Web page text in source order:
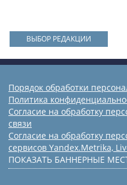
ВЫБОР РЕДАКЦИИ
Порядок обработки
Политика
Согласие на обработку
связи
Согласие на обработку
сервисов Yandex.Metrika,
ПОКАЗАТЬ БАННЕРНЫЕ